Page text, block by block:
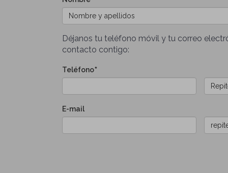
Déjanos tu teléfono móvil y tu correo
contacto contigo:
Teléfono
E-
mail
E-mail